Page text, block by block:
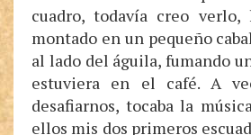
cuadro, todavía creo
montado en un pequeño
al lado del águila, fumando
estuviera en el café. A
desafiarnos, tocaba la
ellos mis dos primeros